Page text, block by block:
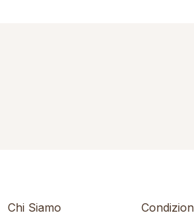
Chi Siamo